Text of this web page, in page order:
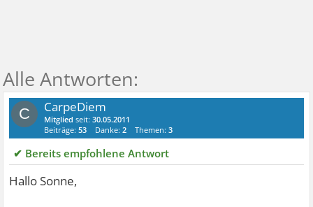
C CarpeDiem
Mitglied seit:30.05.2011
Beiträge:53 Danke:2 Themen:3
✔ Bereits empfohlene Antwort
Hallo Sonne,